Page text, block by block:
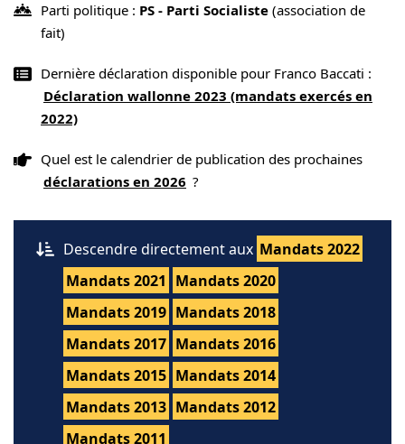
Parti politique : PS - Parti Socialiste (association de
fait)
Dernière déclaration disponible pour Franco Baccati :
Déclaration wallonne 2023 (mandats exercés en
2022)
Quel est le calendrier de publication des prochaines
déclarations en 2026 ?
Descendre directement aux Mandats 2022
Mandats 2021 Mandats 2020
Mandats 2019 Mandats 2018
Mandats 2017 Mandats 2016
Mandats 2015 Mandats 2014
Mandats 2013 Mandats 2012
Mandats 2011